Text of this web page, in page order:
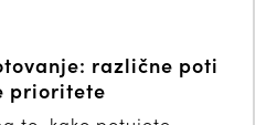
različne poti
prioritete